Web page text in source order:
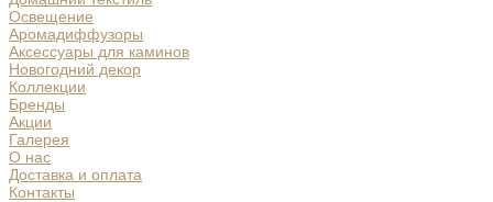
Освещение
Аромадиффузоры
Аксессуары для каминов
Новогодний декор
Коллекции
Бренды
Акции
Галерея
О нас
Доставка и оплата
Контакты